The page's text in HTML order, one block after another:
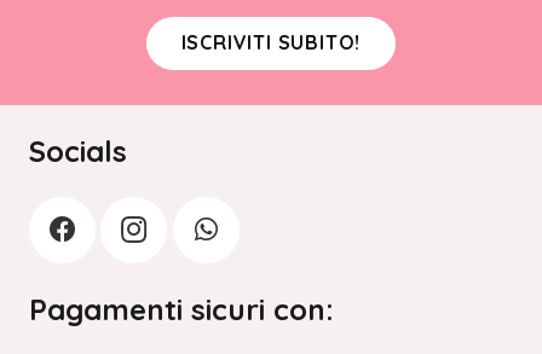
ISCRIVITI SUBITO!
Socials
Pagamenti sicuri con: